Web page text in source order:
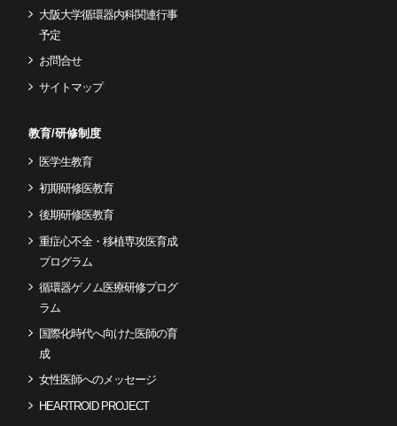
大阪大学循環器内科関連行事
予定
お問合せ
サイトマップ
教育/研修制度
医学生教育
初期研修医教育
後期研修医教育
重症心不全・移植専攻医育成
プログラム
循環器ゲノム医療研修プログ
ラム
国際化時代へ向けた医師の育
成
女性医師へのメッセージ
HEARTROID PROJECT